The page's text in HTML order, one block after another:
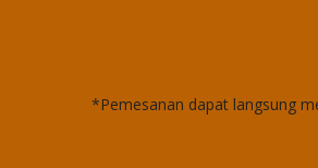
*Pemesanan dapat langsung